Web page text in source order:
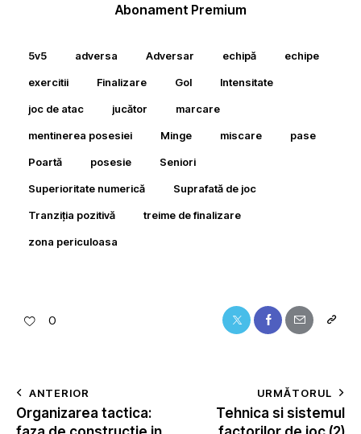
Abonament Premium
5v5 adversa Adversar echipă echipe
exercitii Finalizare Gol Intensitate
joc de atac jucător marcare
mentinerea posesiei Minge miscare pase
Poartă posesie Seniori
Superioritate numerică Suprafată de joc
Tranziția pozitivă treime de finalizare
zona periculoasa
0
ANTERIOR
Organizarea tactica:
URMĂTORUL
Tehnica si sistemul